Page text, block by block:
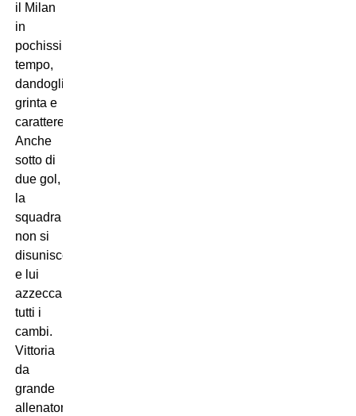
il Milan
in
pochissimo
tempo,
dandogli
grinta e
carattere.
Anche
sotto di
due gol,
la
squadra
non si
disunisce
e lui
azzecca
tutti i
cambi.
Vittoria
da
grande
allenatore.